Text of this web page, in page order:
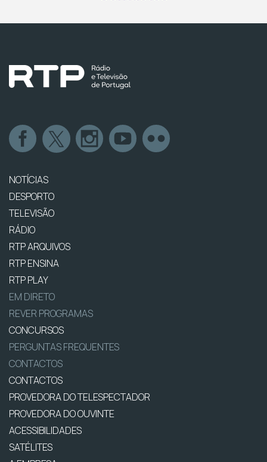
NOTÍCIAS
DESPORTO
TELEVISÃO
RÁDIO
RTP ARQUIVOS
RTP ENSINA
RTP PLAY
EM DIRETO
REVER PROGRAMAS
CONCURSOS
PERGUNTAS FREQUENTES
CONTACTOS
CONTACTOS
PROVEDORA DO TELESPECTADOR
PROVEDORA DO OUVINTE
ACESSIBILIDADES
SATÉLITES